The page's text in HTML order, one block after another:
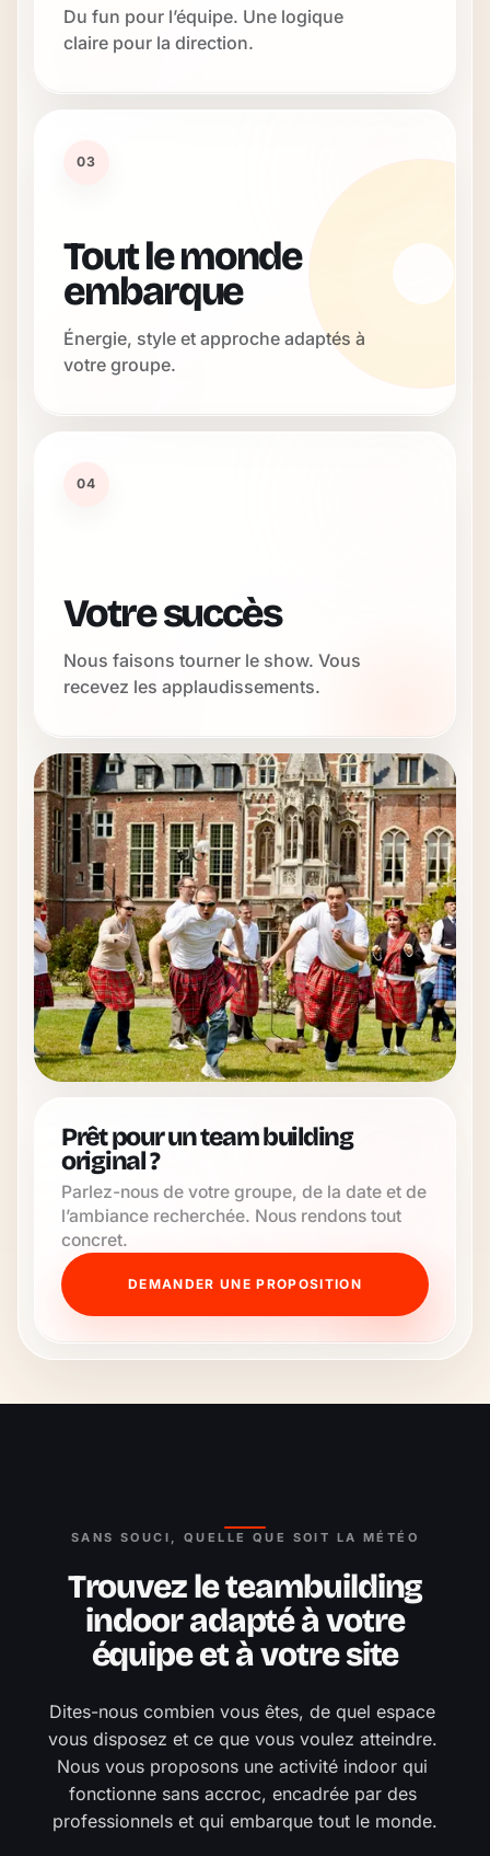
Du fun pour l’équipe. Une logique
claire pour la direction.
03
Tout le monde
embarque
Énergie, style et approche adaptés à
votre groupe.
04
Votre succès
Nous faisons tourner le show. Vous
recevez les applaudissements.
Prêt pour un team building
original ?
Parlez-nous de votre groupe, de la date et de
l’ambiance recherchée. Nous rendons tout
concret.
DEMANDER UNE PROPOSITION
SANS SOUCI, QUELLE QUE SOIT LA MÉTÉO
Trouvez le teambuilding
indoor adapté à votre
équipe et à votre site
Dites-nous combien vous êtes, de quel espace
vous disposez et ce que vous voulez atteindre.
Nous vous proposons une activité indoor qui
fonctionne sans accroc, encadrée par des
professionnels et qui embarque tout le monde.